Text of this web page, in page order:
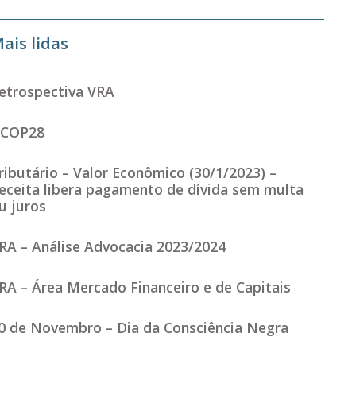
lidas
VRA
– Valor Econômico (30/1/2023) –
libera pagamento de dívida sem multa
juros
– Análise Advocacia 2023/2024
– Área Mercado Financeiro e de Capitais
de Novembro – Dia da Consciência Negra